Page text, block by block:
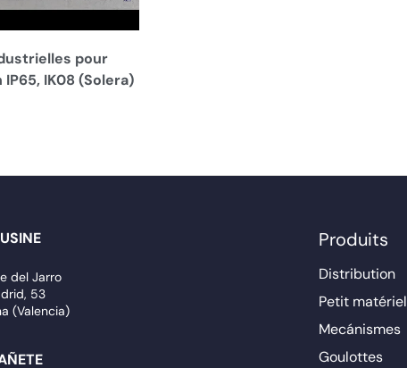
pour
IK08 (Solera)
del Jarro
53
(Valencia)
Produits
Distribution
Petit matériel
Mecánismes
Goulottes